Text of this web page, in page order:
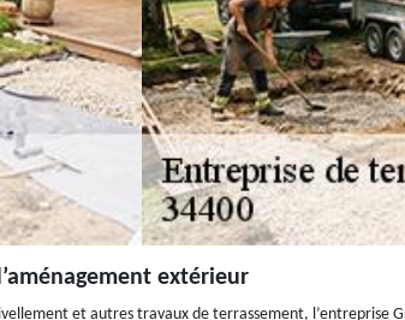
extérieur
et autres travaux de terrassement, l’entreprise